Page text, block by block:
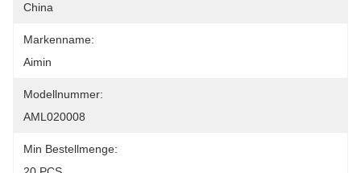
China
Markenname:
Aimin
Modellnummer:
AML020008
Min Bestellmenge: